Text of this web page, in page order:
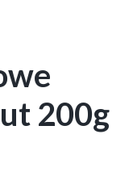
200g